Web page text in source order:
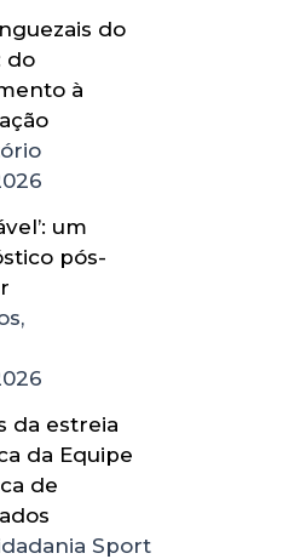
do
do
à
um
pós-
da estreia
da Equipe
de
Sport